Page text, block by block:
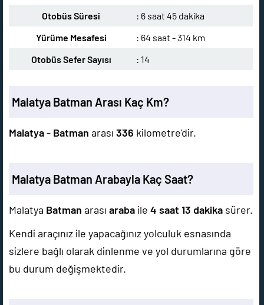
Otobüs Süresi
: 6 saat 45 dakika
Yürüme Mesafesi
: 64 saat - 314 km
Otobüs Sefer Sayısı
: 14
Malatya Batman Arası Kaç Km?
Malatya- Batman arası 336 kilometre'dir.
Malatya Batman Arabayla Kaç Saat?
Malatya Batman arası araba ile 4 saat 13 dakika sürer.
Kendi araçınız ile yapacağınız yolculuk esnasında
sizlere bağlı olarak dinlenme ve yol durumlarına göre
bu durum değişmektedir.